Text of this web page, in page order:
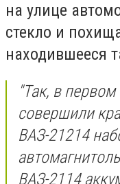
на улице
стекло и
находившееся
"Так, в
совершили
ВАЗ-21214
ВАЗ-2114